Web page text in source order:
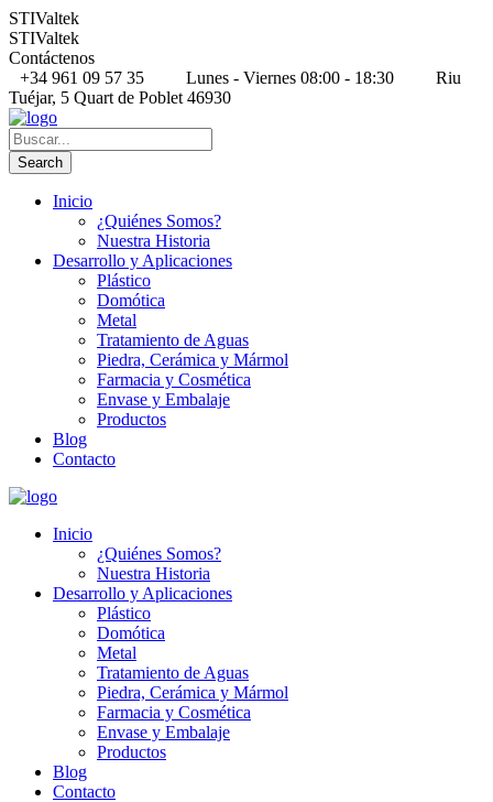
STIValtek
STIValtek
Contáctenos
+34 961 09 57 35
Lunes - Viernes 08:00 - 18:30
Riu
Tuéjar, 5 Quart de Poblet 46930
Inicio
¿Quiénes Somos?
Nuestra Historia
Desarrollo y Aplicaciones
Plástico
Domótica
Metal
Tratamiento de Aguas
Piedra, Cerámica y Mármol
Farmacia y Cosmética
Envase y Embalaje
Productos
Blog
Contacto
Inicio
¿Quiénes Somos?
Nuestra Historia
Desarrollo y Aplicaciones
Plástico
Domótica
Metal
Tratamiento de Aguas
Piedra, Cerámica y Mármol
Farmacia y Cosmética
Envase y Embalaje
Productos
Blog
Contacto